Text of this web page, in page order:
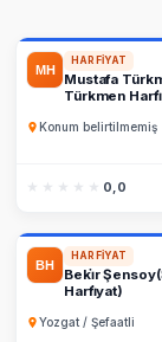
HARFIYAT
Mustafa
Türkmen
Konum belirtilmemiş
★★★★★
★★★★★ 0,0
HARFIYAT
Beki̇r
Harfi̇yat)
Yozgat / Şefaatli